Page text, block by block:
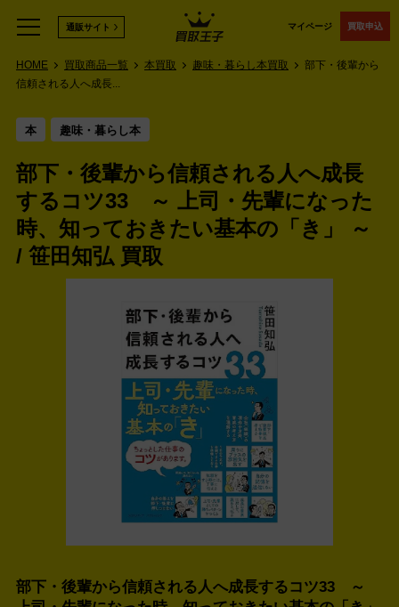
マイページ 買取申込
通販サイト
HOME 買取商品一覧 本買取 趣味・暮らし本買取
部下・後輩から
信頼される人へ成長...
本 趣味・暮らし本
部下・後輩から信頼される人へ成長
するコツ33 ～ 上司・先輩になった
時、知っておきたい基本の「き」 ～
/ 笹田知弘 買取
部下・後輩から信頼される人へ成長するコツ33 ～